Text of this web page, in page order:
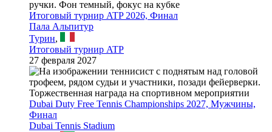
Итоговый турнир ATP 2026, Финал
Пала Альпитур
Турин,
Итоговый турнир ATP
27 февраля 2027
Dubai Duty Free Tennis Championships 2027, Мужчины,
Финал
Dubai Tennis Stadium